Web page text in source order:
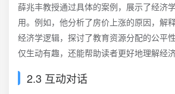
薛兆丰教授通过具体的案例，展示了经济
用。例如，他分析了房价上涨的原因，解
经济学逻辑，探讨了教育资源分配的公平
仅生动有趣，还能帮助读者更好地理解经
2.3 互动对话